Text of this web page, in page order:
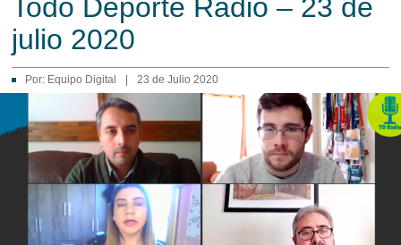
Todo Deporte Radio – 23 de
julio 2020
Por: Equipo Digital 23 de Julio 2020